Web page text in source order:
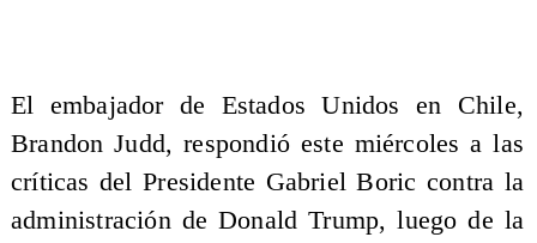
El embajador de Estados Unidos en Chile,
Brandon Judd, respondió este miércoles a las
críticas del Presidente Gabriel Boric contra la
administración de Donald Trump, luego de la